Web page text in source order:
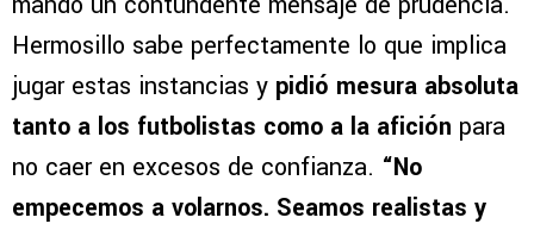
Hermosillo sabe perfectamente lo que implica
jugar estas instancias y pidió mesura absoluta
tanto a los futbolistas como a la afición para
no caer en excesos de confianza. “No
empecemos a volarnos. Seamos realistas y